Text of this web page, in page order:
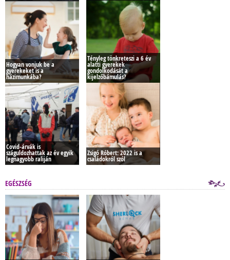
Hogyan vonjuk be a
gyerekeket is a
házimunkába?
Tényleg tönkreteszi a 6 év
alatti gyerekek
gondolkodását a
kijelzőbámulás?
Covid-árvák is
száguldozhattak az év egyik
legnagyobb raliján
Zsigó Róbert: 2022 is a
családokról szól
EGÉSZSÉG